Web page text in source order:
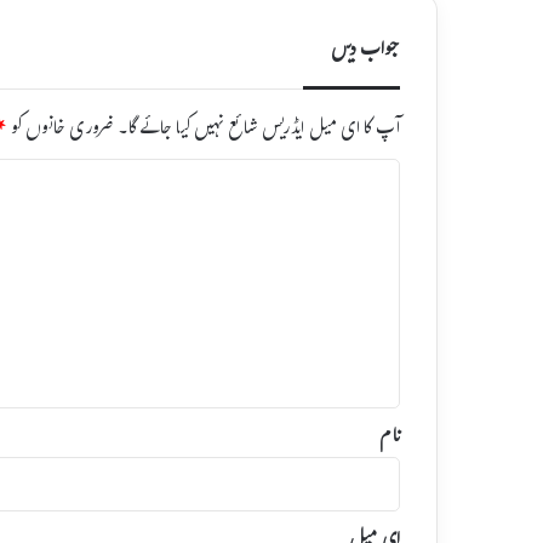
جواب دیں
آپ کا ای میل ایڈریس شائع نہیں کیا جائے گا۔ضروری خانوں کو
ت
نام